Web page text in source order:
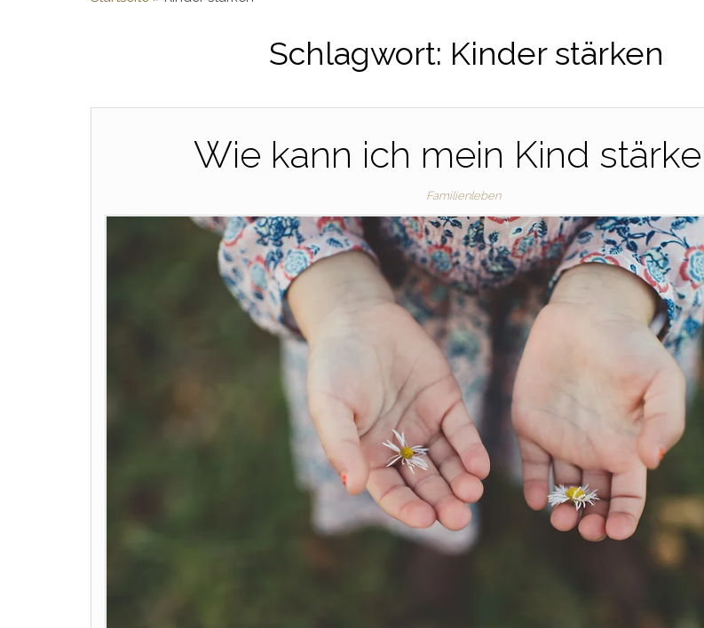
Schlagwort: Kinder stärken
Wie kann ich mein Kind
Familienleben